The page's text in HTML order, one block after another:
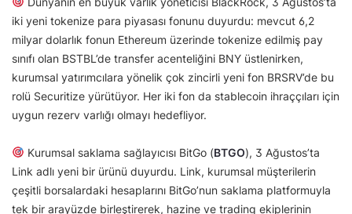
iki yeni tokenize para piyasası fonunu duyurdu: mevcut 6,2
milyar dolarlık fonun Ethereum üzerinde tokenize edilmiş pay
sınıfı olan BSTBL’de transfer acenteliğini BNY üstlenirken,
kurumsal yatırımcılara yönelik çok zincirli yeni fon BRSRV’de bu
rolü Securitize yürütüyor. Her iki fon da stablecoin ihraççıları için
uygun rezerv varlığı olmayı hedefliyor.
Kurumsal saklama sağlayıcısı BitGo (BTGO), 3 Ağustos’ta
Link adlı yeni bir ürünü duyurdu. Link, kurumsal müşterilerin
çeşitli borsalardaki hesaplarını BitGo’nun saklama platformuyla
tek bir arayüzde birleştirerek, hazine ve trading ekiplerinin